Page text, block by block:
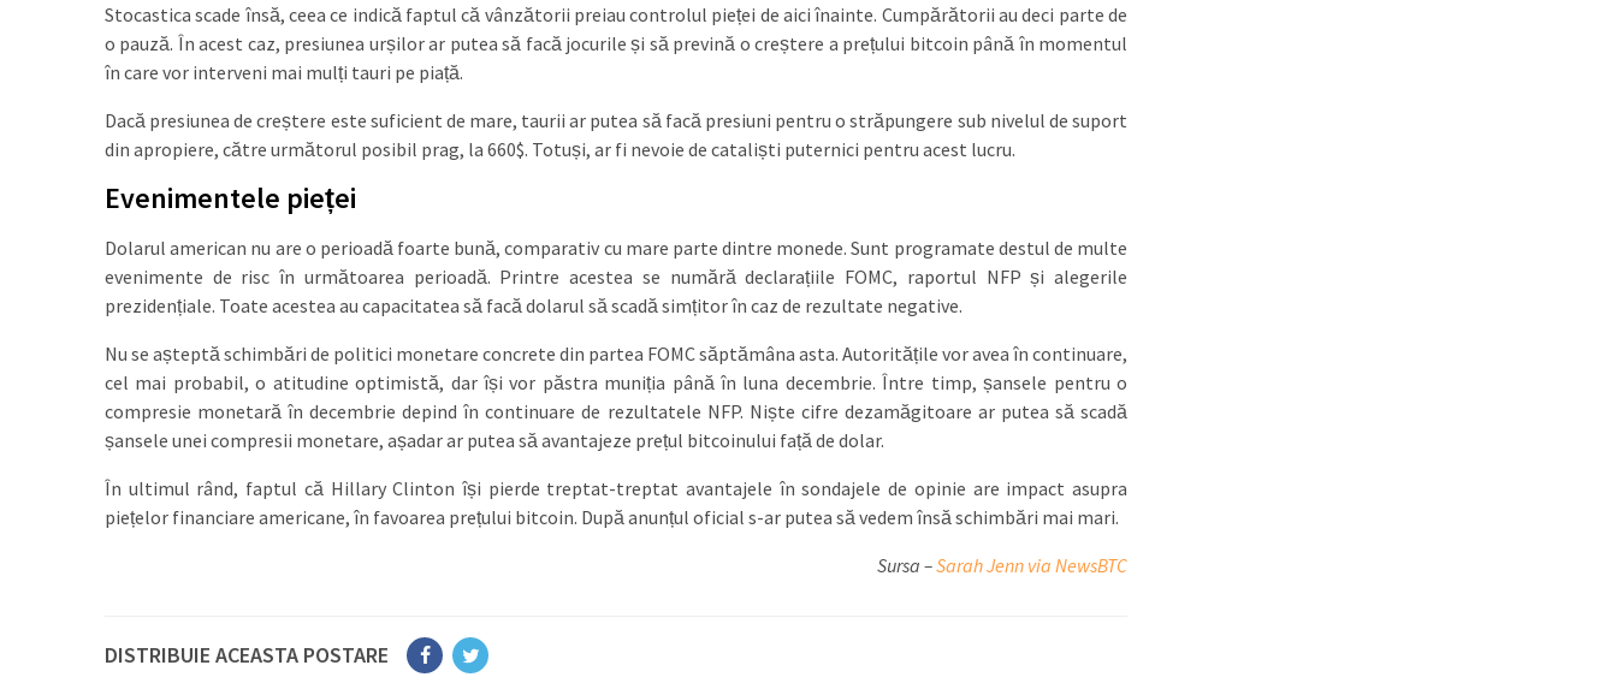
Stocastica scade însă, ceea ce indică faptul că vânzătorii preiau controlul pieței de aici înainte. Cumpărătorii au deci parte de
o pauză. În acest caz, presiunea urșilor ar putea să facă jocurile și să prevină o creștere a prețului bitcoin până în momentul
în care vor interveni mai mulți tauri pe piață.
Dacă presiunea de creștere este suficient de mare, taurii ar putea să facă presiuni pentru o străpungere sub nivelul de suport
din apropiere, către următorul posibil prag, la 660$. Totuși, ar fi nevoie de cataliști puternici pentru acest lucru.
Evenimentele pieței
Dolarul american nu are o perioadă foarte bună, comparativ cu mare parte dintre monede. Sunt programate destul de multe
evenimente de risc în următoarea perioadă. Printre acestea se numără declarațiile FOMC, raportul NFP și alegerile
prezidențiale. Toate acestea au capacitatea să facă dolarul să scadă simțitor în caz de rezultate negative.
Nu se așteptă schimbări de politici monetare concrete din partea FOMC săptămâna asta. Autoritățile vor avea în continuare,
cel mai probabil, o atitudine optimistă, dar își vor păstra muniția până în luna decembrie. Între timp, șansele pentru o
compresie monetară în decembrie depind în continuare de rezultatele NFP. Niște cifre dezamăgitoare ar putea să scadă
șansele unei compresii monetare, așadar ar putea să avantajeze prețul bitcoinului față de dolar.
În ultimul rând, faptul că Hillary Clinton își pierde treptat-treptat avantajele în sondajele de opinie are impact asupra
piețelor financiare americane, în favoarea prețului bitcoin. După anunțul oficial s-ar putea să vedem însă schimbări mai mari.
Sursa –Sarah Jenn via NewsBTC
DISTRIBUIE ACEASTA POSTARE